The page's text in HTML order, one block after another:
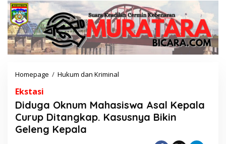
Homepage / Hukum dan Kriminal
u
g
a
Ekstasi
Diduga Oknum Mahasiswa Asal Kepala
Curup Ditangkap. Kasusnya Bikin
Geleng Kepala